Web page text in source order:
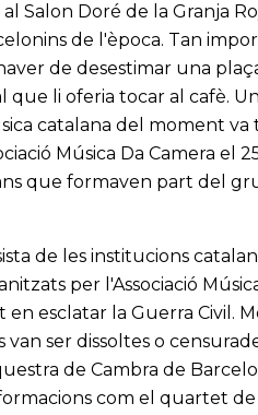
Salon Doré de la Granja
de l'època. Tan
de desestimar una
li oferia tocar al cafè.
catalana del moment
Música Da Camera el
que formaven part del
de les institucions
per l'Associació
esclatar la Guerra Civil.
ser dissoltes o
de Cambra de
com el quartet